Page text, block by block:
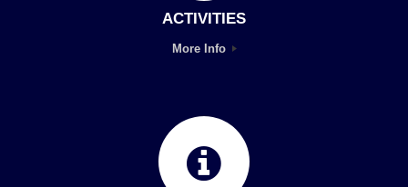
ACTIVITIES
More Info